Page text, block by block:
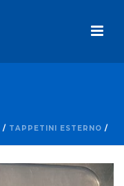
/ TAPPETINI ESTERNO /